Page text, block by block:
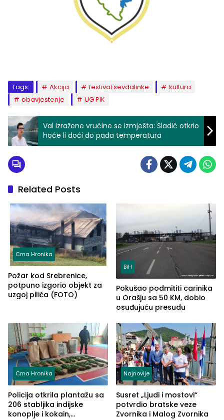
Tags: Akcija festival sevdalinke
kultura
obavjestenje
UG PIK
Val izražene vrućine se izmješta: Sladić otkrio
hoće li doći do pada temperatura
Related Posts
Crna Hronika
Požar kod Srebrenice,
potpuno izgorio objekt za
uzgoj pilića (FOTO)
BiH
Pokušao podmititi carinika
u Orašju sa 50 KM, dobio
osuđujuću presudu
Crna Hronika
Policija otkrila plantažu sa
206 stabljika indijske
konoplje i kokain,
Najnovije
Susret „Ljudi i mostovi“
potvrdio bratske veze
Zvornika i Malog Zvornika